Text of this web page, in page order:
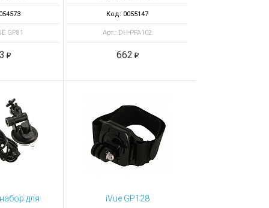
GP81
Код: 0055147
Арт.: DH-PFA102
662
для
iVue GP128